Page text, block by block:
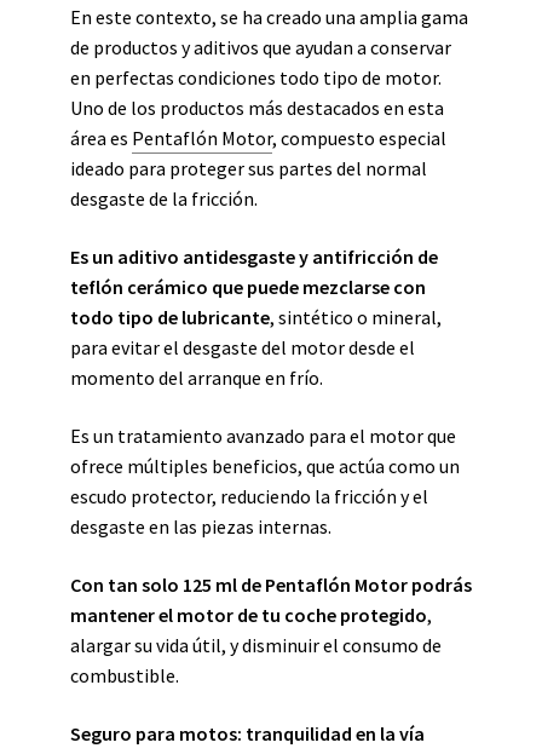
En este contexto, se ha creado una amplia gama
de productos y aditivos que ayudan a conservar
en perfectas condiciones todo tipo de motor.
Uno de los productos más destacados en esta
área es Pentaflón Motor, compuesto especial
ideado para proteger sus partes del normal
desgaste de la fricción.
Es un aditivo antidesgaste y antifricción de
teflón cerámico que puede mezclarse con
todo tipo de lubricante, sintético o mineral,
para evitar el desgaste del motor desde el
momento del arranque en frío.
Es un tratamiento avanzado para el motor que
ofrece múltiples beneficios, que actúa como un
escudo protector, reduciendo la fricción y el
desgaste en las piezas internas.
Con tan solo 125 ml de Pentaflón Motor podrás
mantener el motor de tu coche protegido,
alargar su vida útil, y disminuir el consumo de
combustible.
Seguro para motos: tranquilidad en la vía